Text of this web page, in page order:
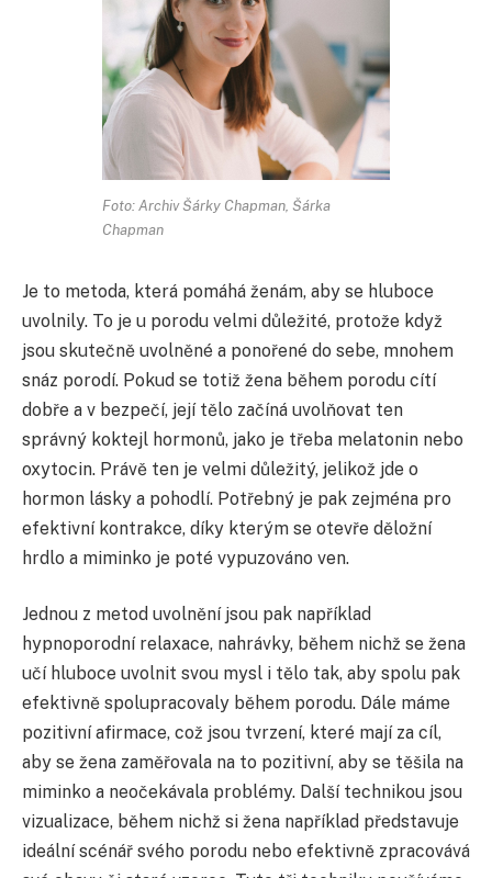
Foto: Archiv Šárky Chapman, Šárka
Chapman
Je to metoda, která pomáhá ženám, aby se hluboce
uvolnily. To je u porodu velmi důležité, protože když
jsou skutečně uvolněné a ponořené do sebe, mnohem
snáz porodí. Pokud se totiž žena během porodu cítí
dobře a v bezpečí, její tělo začíná uvolňovat ten
správný koktejl hormonů, jako je třeba melatonin nebo
oxytocin. Právě ten je velmi důležitý, jelikož jde o
hormon lásky a pohodlí. Potřebný je pak zejména pro
efektivní kontrakce, díky kterým se otevře děložní
hrdlo a miminko je poté vypuzováno ven.
Jednou z metod uvolnění jsou pak například
hypnoporodní relaxace, nahrávky, během nichž se žena
učí hluboce uvolnit svou mysl i tělo tak, aby spolu pak
efektivně spolupracovaly během porodu. Dále máme
pozitivní afirmace, což jsou tvrzení, které mají za cíl,
aby se žena zaměřovala na to pozitivní, aby se těšila na
miminko a neočekávala problémy. Další technikou jsou
vizualizace, během nichž si žena například představuje
ideální scénář svého porodu nebo efektivně zpracovává